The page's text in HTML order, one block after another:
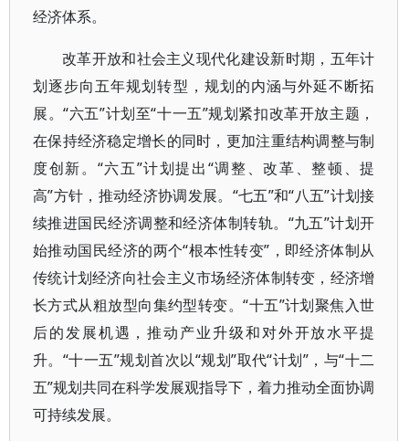
经济体系。
改革开放和社会主义现代化建设新时期，五年计
划逐步向五年规划转型，规划的内涵与外延不断拓
展。“六五”计划至“十一五”规划紧扣改革开放主题，
在保持经济稳定增长的同时，更加注重结构调整与制
度创新。“六五”计划提出“调整、改革、整顿、提
高”方针，推动经济协调发展。“七五”和“八五”计划接
续推进国民经济调整和经济体制转轨。“九五”计划开
始推动国民经济的两个“根本性转变”，即经济体制从
传统计划经济向社会主义市场经济体制转变，经济增
长方式从粗放型向集约型转变。“十五”计划聚焦入世
后的发展机遇，推动产业升级和对外开放水平提
升。“十一五”规划首次以“规划”取代“计划”，与“十二
五”规划共同在科学发展观指导下，着力推动全面协调
可持续发展。